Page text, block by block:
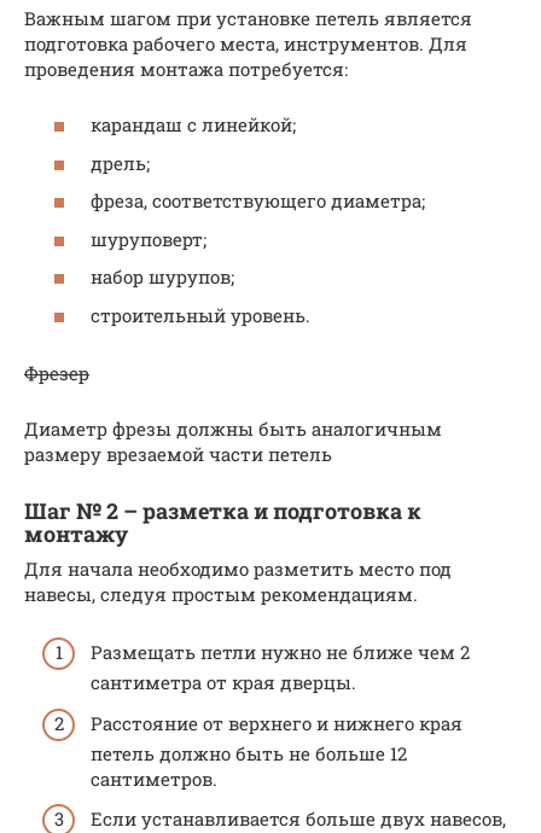
Важным шагом при установке петель является
подготовка рабочего места, инструментов. Для
проведения монтажа потребуется:
карандаш с линейкой;
дрель;
фреза, соответствующего диаметра;
шуруповерт;
набор шурупов;
строительный уровень.
Фрезер
Диаметр фрезы должны быть аналогичным
размеру врезаемой части петель
Шаг № 2 – разметка и подготовка к
монтажу
Для начала необходимо разметить место под
навесы, следуя простым рекомендациям.
Размещать петли нужно не ближе чем 2
сантиметра от края дверцы.
Расстояние от верхнего и нижнего края
петель должно быть не больше 12
сантиметров.
Если устанавливается больше двух навесов,